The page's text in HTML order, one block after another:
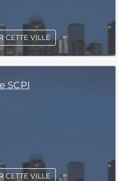
CETTE VILLE
SCPI
CETTE VILLE